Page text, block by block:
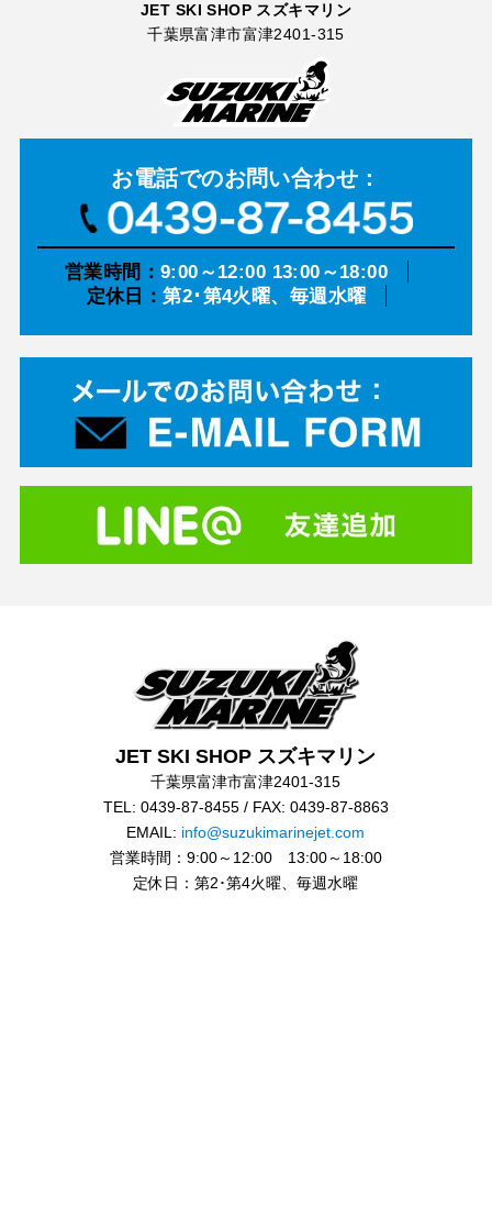
JET SKI SHOP スズキマリン
千葉県富津市富津2401-315
お電話でのお問い合わせ：
営業時間： 9:00～12:00 13:00～18:00
定休日：第2･第4火曜、毎週水曜
JET SKI SHOP スズキマリン
千葉県富津市富津2401-315
TEL: 0439-87-8455 / FAX: 0439-87-8863
EMAIL: info@suzukimarinejet.com
営業時間：9:00～12:00 13:00～18:00
定休日：第2･第4火曜、毎週水曜